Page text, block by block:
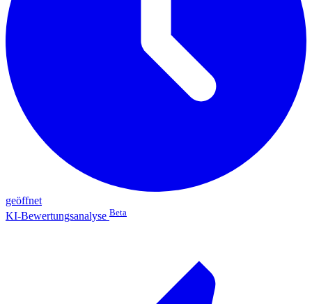
geöffnet
KI-Bewertungsanalyse Beta